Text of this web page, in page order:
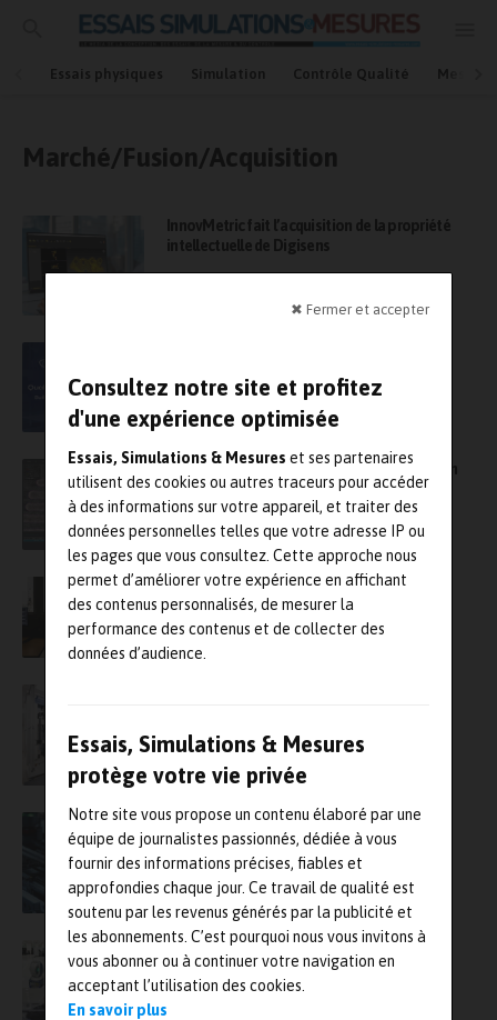
✖ Fermer et accepter
Consultez notre site et profitez
d'une expérience optimisée
Essais, Simulations & Mesures et ses partenaires
utilisent des cookies ou autres traceurs pour accéder
à des informations sur votre appareil, et traiter des
données personnelles telles que votre adresse IP ou
les pages que vous consultez. Cette approche nous
permet d’améliorer votre expérience en affichant
des contenus personnalisés, de mesurer la
performance des contenus et de collecter des
données d’audience.
Essais, Simulations & Mesures
protège votre vie privée
Notre site vous propose un contenu élaboré par une
équipe de journalistes passionnés, dédiée à vous
fournir des informations précises, fiables et
approfondies chaque jour. Ce travail de qualité est
soutenu par les revenus générés par la publicité et
les abonnements. C’est pourquoi nous vous invitons à
vous abonner ou à continuer votre navigation en
acceptant l’utilisation des cookies.
En savoir plus
Essais physiques Simulation Contrôle Qualité Mesures
Marché/Fusion/Acquisition
InnovMetric fait l’acquisition de la propriété
intellectuelle de Digisens
Semi-conducteurs : Siemens fait l’acquisition
de Canopus AI pour introduire la métrologie
basée sur l’IA
Un projet collaboratif de métrologie
corrélative des nanomatériaux basé sur l’IA
entre Pollen et le LNE
Siemens acquiert Aster Technologies et se
renforce dans le test des circuits imprimés
Faro et Creaform se réunissent pour former
deux nouvelles unités commerciales